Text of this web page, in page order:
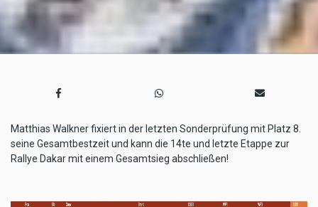
Matthias Walkner fixiert in der letzten Sonderprüfung mit Platz 8.
seine Gesamtbestzeit und kann die 14te und letzte Etappe zur
Rallye Dakar mit einem Gesamtsieg abschließen!